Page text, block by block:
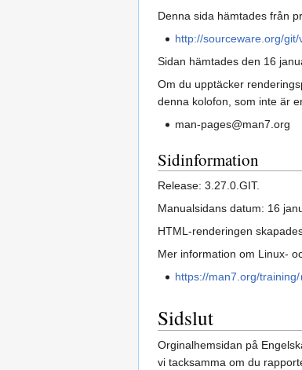
Denna sida hämtades från
http://sourceware.org/git/
Sidan hämtades den 16
Om du upptäcker
denna kolofon, som inte är
man-pages@man7.org
Sidinformation
Release: 3.27.0.GIT.
Manualsidans datum: 16
HTML-renderingen
Mer information om Linux-
https://man7.org/training/
Sidslut
Orginalhemsidan på
vi tacksamma om du